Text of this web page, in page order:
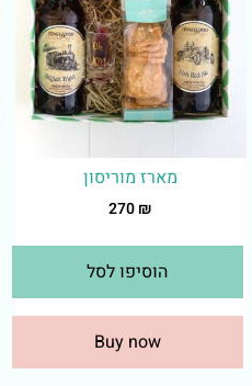
מארז מוריסון
270₪
הוסיפו לסל
Buy now